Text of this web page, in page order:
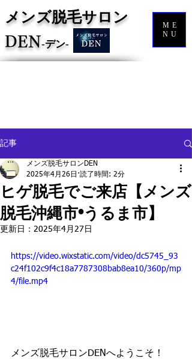
メンズ脱毛サロン
DEN‐デン‐
ME
NU
記事
ヒゲ脱毛でご来店【メンズ
脱毛沖縄市•うるま市】
メンズ脱毛サロンDEN
2025年4月26日 読了時間: 2分
更新日： 2025年4月27日
https://video.wixstatic.com/video/dc5745_93
c24f102c9f4c18a7787308bab8ea10/360p/mp
4/file.mp4
メンズ脱毛サロンDENへようこそ！